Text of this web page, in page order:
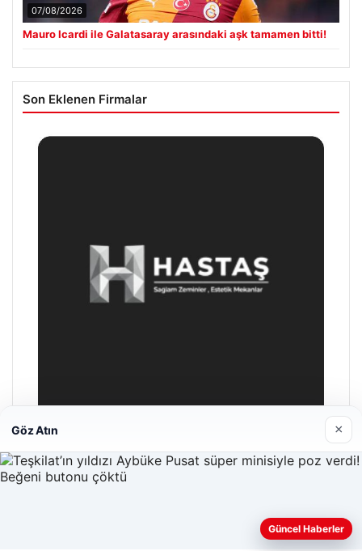
07/08/2026
Mauro Icardi ile Galatasaray arasındaki aşk tamamen bitti!
Son Eklenen Firmalar
Prenses Night Club
29/04/2026
Web sitemizi nasıl kullandığınızı daha iyi anlayabilmek,
Göz Atın ×
Güncel Haberler